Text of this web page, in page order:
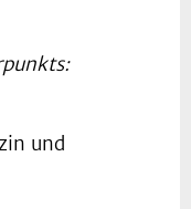
und